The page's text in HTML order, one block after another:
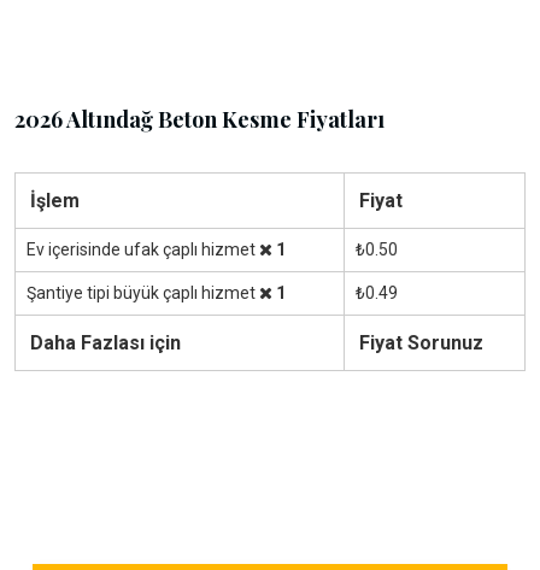
2026 Altındağ Beton Kesme Fiyatları
İşlem Fiyat
Ev içerisinde ufak çaplı hizmet 1 ₺0.50
Şantiye tipi büyük çaplı hizmet 1 ₺0.49
Daha Fazlası için Fiyat Sorunuz